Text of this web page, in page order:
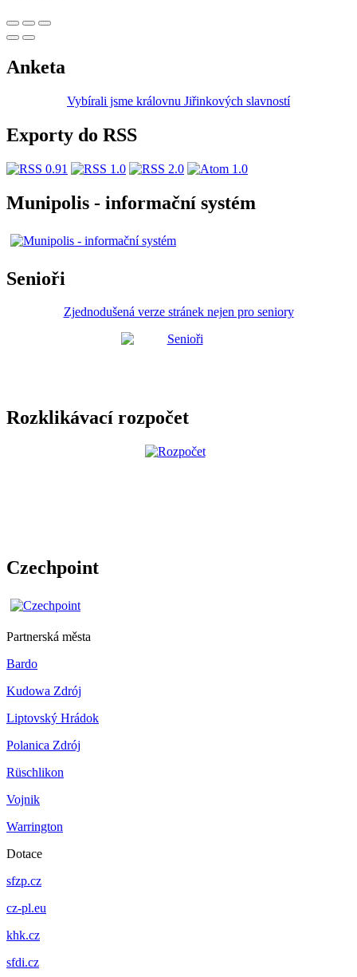
Anketa
Vybírali jsme královnu Jiřinkových slavností
Exporty do RSS
Munipolis - informační systém
Senioři
Zjednodušená verze stránek nejen pro seniory
Rozklikávací rozpočet
Czechpoint
Partnerská města
Bardo
Kudowa Zdrój
Liptovský Hrádok
Polanica Zdrój
Rüschlikon
Vojnik
Warrington
Dotace
sfzp.cz
cz-pl.eu
khk.cz
sfdi.cz